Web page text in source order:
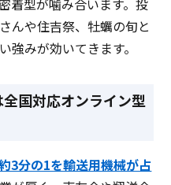
着型が噛み合います。投
んや住吉祭、牡蠣の旬と
強みが効いてきます。
国対応オンライン型
3分の1を輸送用機械が占